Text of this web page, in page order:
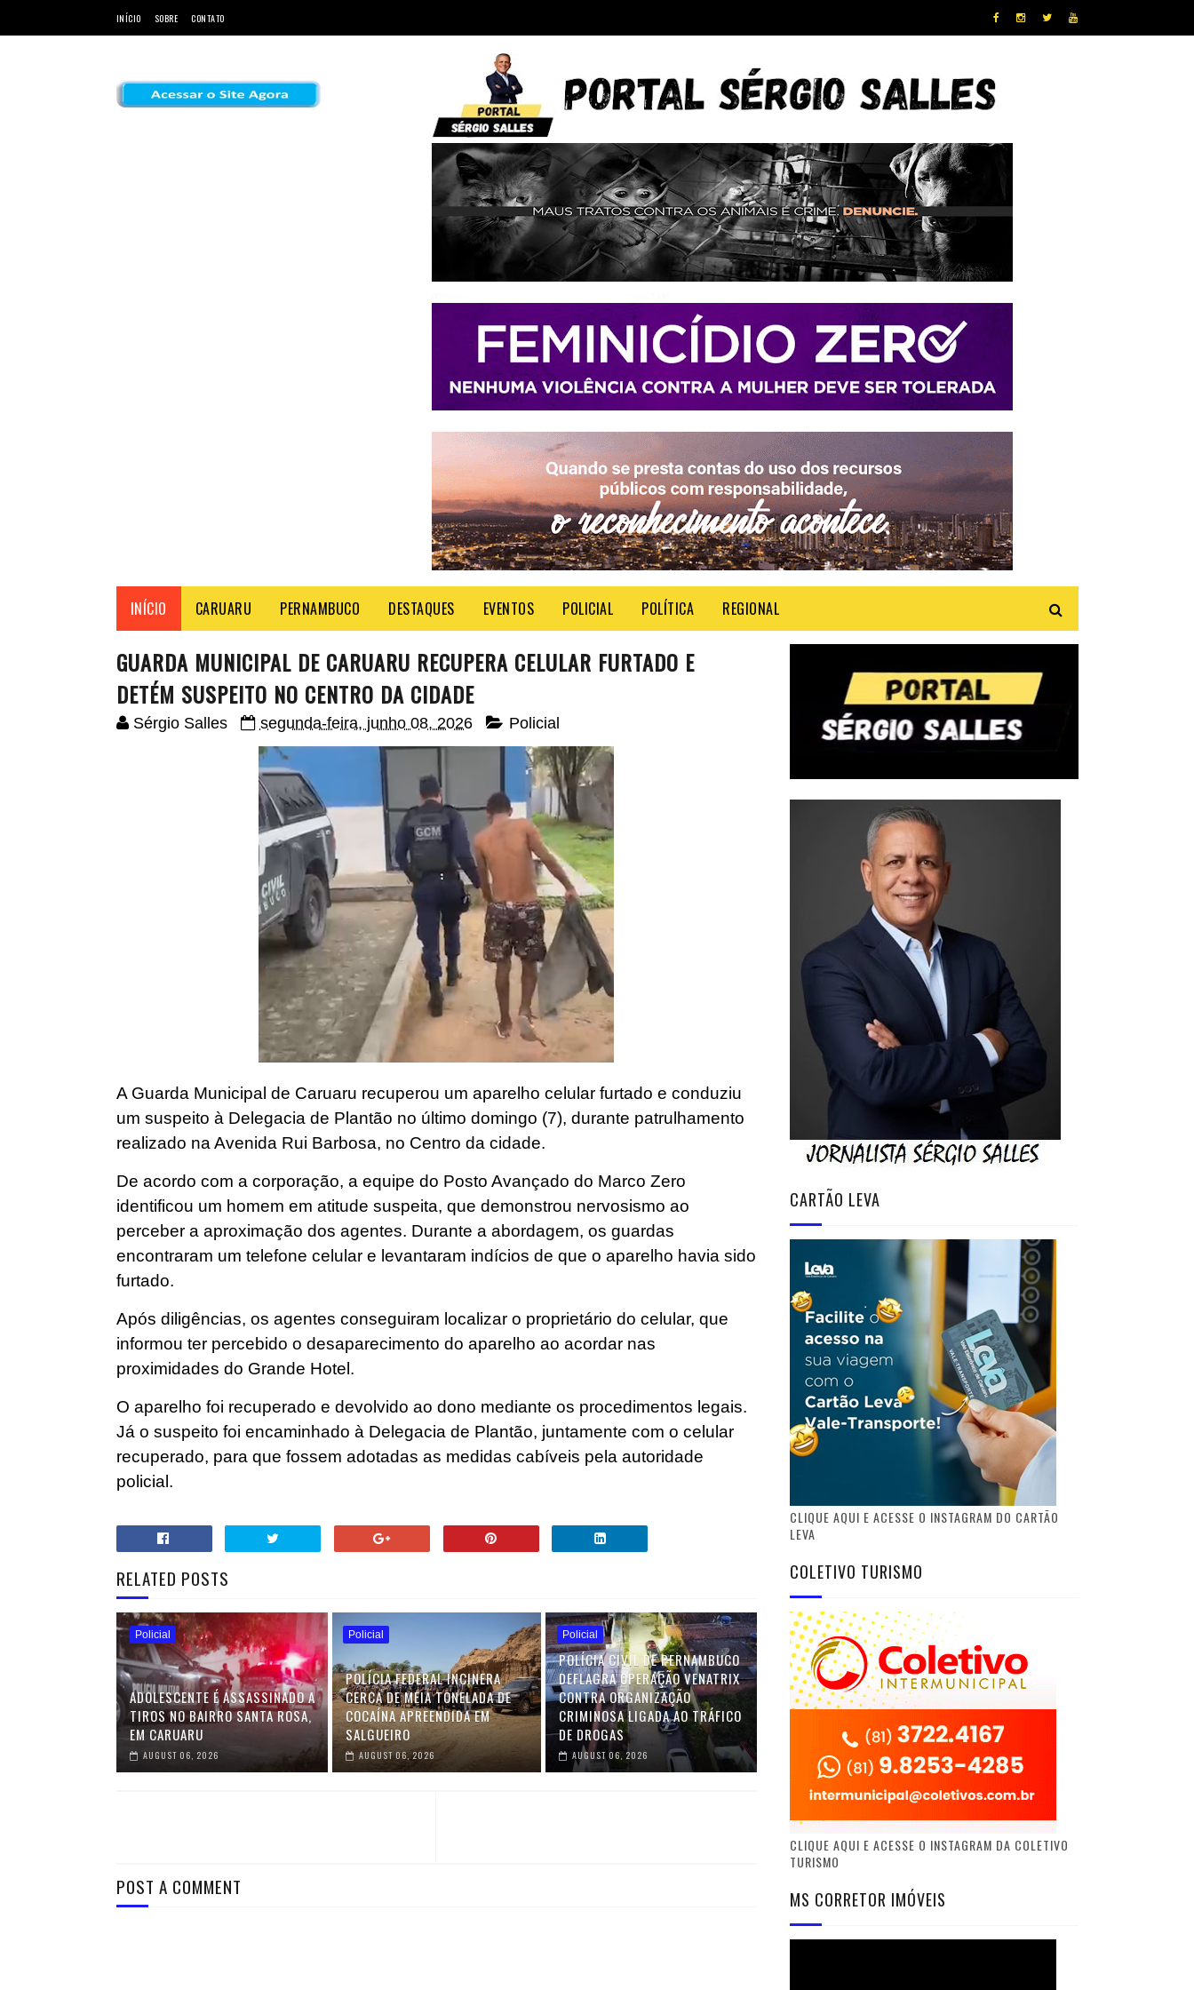
INÍCIO SOBRE CONTATO
INÍCIO CARUARU PERNAMBUCO DESTAQUES EVENTOS POLICIAL POLÍTICA REGIONAL
GUARDA MUNICIPAL DE CARUARU RECUPERA CELULAR FURTADO E
DETÉM SUSPEITO NO CENTRO DA CIDADE
Sérgio Salles segunda-feira, junho 08, 2026 Policial
A Guarda Municipal de Caruaru recuperou um aparelho celular furtado e conduziu
um suspeito à Delegacia de Plantão no último domingo (7), durante patrulhamento
realizado na Avenida Rui Barbosa, no Centro da cidade.
De acordo com a corporação, a equipe do Posto Avançado do Marco Zero
identificou um homem em atitude suspeita, que demonstrou nervosismo ao
perceber a aproximação dos agentes. Durante a abordagem, os guardas
encontraram um telefone celular e levantaram indícios de que o aparelho havia sido
furtado.
Após diligências, os agentes conseguiram localizar o proprietário do celular, que
informou ter percebido o desaparecimento do aparelho ao acordar nas
proximidades do Grande Hotel.
O aparelho foi recuperado e devolvido ao dono mediante os procedimentos legais.
Já o suspeito foi encaminhado à Delegacia de Plantão, juntamente com o celular
recuperado, para que fossem adotadas as medidas cabíveis pela autoridade
policial.
RELATED POSTS
Policial
ADOLESCENTE É ASSASSINADO A
TIROS NO BAIRRO SANTA ROSA,
EM CARUARU
AUGUST 06, 2026
Policial
POLÍCIA FEDERAL INCINERA
CERCA DE MEIA TONELADA DE
COCAÍNA APREENDIDA EM
SALGUEIRO
AUGUST 06, 2026
Policial
POLÍCIA CIVIL DE PERNAMBUCO
DEFLAGRA OPERAÇÃO VENATRIX
CONTRA ORGANIZAÇÃO
CRIMINOSA LIGADA AO TRÁFICO
DE DROGAS
AUGUST 06, 2026
POST A COMMENT
CARTÃO LEVA
CLIQUE AQUI E ACESSE O INSTAGRAM DO CARTÃO
LEVA
COLETIVO TURISMO
CLIQUE AQUI E ACESSE O INSTAGRAM DA COLETIVO
TURISMO
MS CORRETOR IMÓVEIS